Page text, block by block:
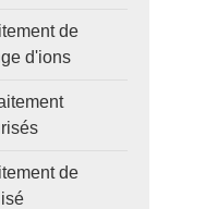
de
d'ions
de